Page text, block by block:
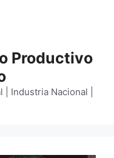
Productivo
Industria Nacional |